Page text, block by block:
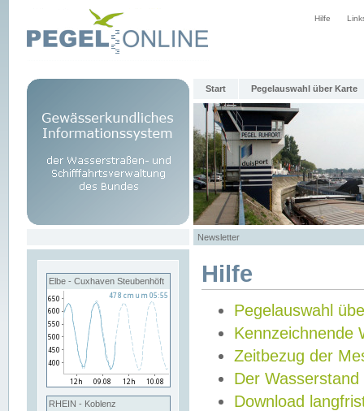
Hilfe
Start Pegelauswahl über Karte
Newsletter
Elbe - Cuxhaven Steubenhöft
RHEIN - Koblenz
Hilfe
Pegelauswahl
Kennzeichnende
Zeitbezug der
Der Wasserstand
Download